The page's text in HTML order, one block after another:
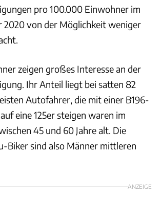
pro 100.000 Einwohner im
2020 von der Möglichkeit weniger
zeigen großes Interesse an der
Ihr Anteil liegt bei satten 82
Autofahrer, die mit einer B196-
eine 125er steigen waren im
45 und 60 Jahre alt. Die
Biker sind also Männer mittleren
ANZEIGE